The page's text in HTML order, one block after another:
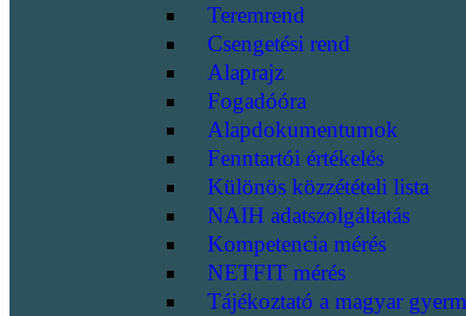
Teremrend
Csengetési rend
Alaprajz
Fogadóóra
Alapdokumentumok
Fenntartói értékelés
Különös közzétételi lista
NAIH adatszolgáltatás
Kompetencia mérés
NETFIT mérés
Tájékoztató a magyar